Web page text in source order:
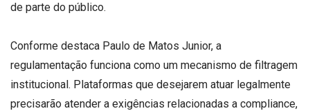
de parte do público.
Conforme destaca Paulo de Matos Junior, a
regulamentação funciona como um mecanismo de filtragem
institucional. Plataformas que desejarem atuar legalmente
precisarão atender a exigências relacionadas a compliance,